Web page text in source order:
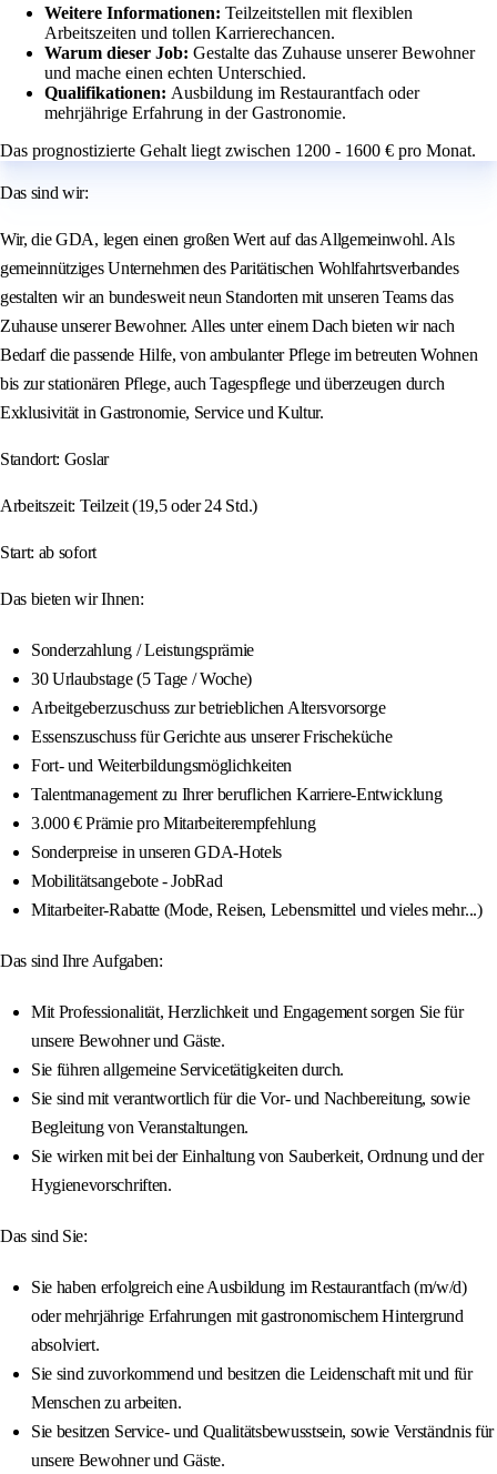
Weitere Informationen: Teilzeitstellen mit flexiblen
Arbeitszeiten und tollen Karrierechancen.
Warum dieser Job: Gestalte das Zuhause unserer Bewohner
und mache einen echten Unterschied.
Qualifikationen: Ausbildung im Restaurantfach oder
mehrjährige Erfahrung in der Gastronomie.
Das prognostizierte Gehalt liegt zwischen 1200 - 1600 € pro Monat.
Das sind wir:
Wir, die GDA, legen einen großen Wert auf das Allgemeinwohl. Als
gemeinnütziges Unternehmen des Paritätischen Wohlfahrtsverbandes
gestalten wir an bundesweit neun Standorten mit unseren Teams das
Zuhause unserer Bewohner. Alles unter einem Dach bieten wir nach
Bedarf die passende Hilfe, von ambulanter Pflege im betreuten Wohnen
bis zur stationären Pflege, auch Tagespflege und überzeugen durch
Exklusivität in Gastronomie, Service und Kultur.
Standort: Goslar
Arbeitszeit: Teilzeit (19,5 oder 24 Std.)
Start: ab sofort
Das bieten wir Ihnen:
Sonderzahlung / Leistungsprämie
30 Urlaubstage (5 Tage / Woche)
Arbeitgeberzuschuss zur betrieblichen Altersvorsorge
Essenszuschuss für Gerichte aus unserer Frischeküche
Fort- und Weiterbildungsmöglichkeiten
Talentmanagement zu Ihrer beruflichen Karriere-Entwicklung
3.000 € Prämie pro Mitarbeiterempfehlung
Sonderpreise in unseren GDA-Hotels
Mobilitätsangebote - JobRad
Mitarbeiter-Rabatte (Mode, Reisen, Lebensmittel und vieles mehr...)
Das sind Ihre Aufgaben:
Mit Professionalität, Herzlichkeit und Engagement sorgen Sie für
unsere Bewohner und Gäste.
Sie führen allgemeine Servicetätigkeiten durch.
Sie sind mit verantwortlich für die Vor- und Nachbereitung, sowie
Begleitung von Veranstaltungen.
Sie wirken mit bei der Einhaltung von Sauberkeit, Ordnung und der
Hygienevorschriften.
Das sind Sie:
Sie haben erfolgreich eine Ausbildung im Restaurantfach (m/w/d)
oder mehrjährige Erfahrungen mit gastronomischem Hintergrund
absolviert.
Sie sind zuvorkommend und besitzen die Leidenschaft mit und für
Menschen zu arbeiten.
Sie besitzen Service- und Qualitätsbewusstsein, sowie Verständnis für
unsere Bewohner und Gäste.